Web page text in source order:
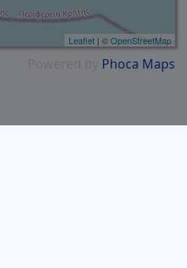
Leaflet | ©OpenStreetMap
Phoca Maps